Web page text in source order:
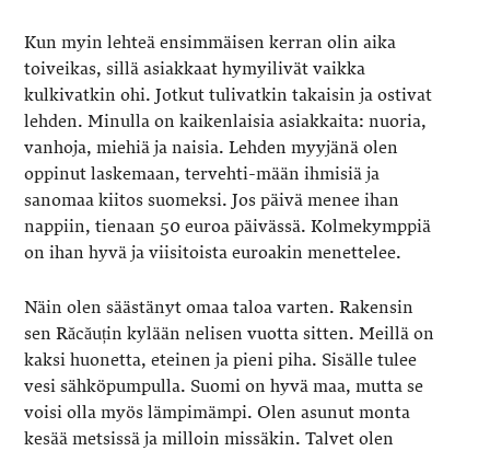
Kun myin lehteä ensimmäisen kerran olin aika
toiveikas, sillä asiakkaat hymyilivät vaikka
kulkivatkin ohi. Jotkut tulivatkin takaisin ja ostivat
lehden. Minulla on kaikenlaisia asiakkaita: nuoria,
vanhoja, miehiä ja naisia. Lehden myyjänä olen
oppinut laskemaan, tervehti-mään ihmisiä ja
sanomaa kiitos suomeksi. Jos päivä menee ihan
nappiin, tienaan 50 euroa päivässä. Kolmekymppiä
on ihan hyvä ja viisitoista euroakin menettelee.
Näin olen säästänyt omaa taloa varten. Rakensin
sen Răcăuțin kylään nelisen vuotta sitten. Meillä on
kaksi huonetta, eteinen ja pieni piha. Sisälle tulee
vesi sähköpumpulla. Suomi on hyvä maa, mutta se
voisi olla myös lämpimämpi. Olen asunut monta
kesää metsissä ja milloin missäkin. Talvet olen